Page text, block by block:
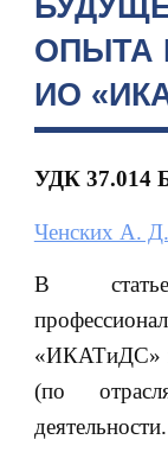
ОПЫТА
ИО
УДК 37.014
Ченских А. Д.
В статье
«ИКАТиДС»
(по
деятельности.